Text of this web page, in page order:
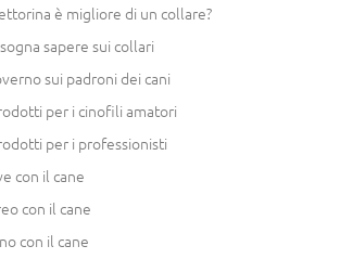
è migliore di un collare?
sapere sui collari
sui padroni dei cani
per i cinofili amatori
per i professionisti
con il cane
con il cane
con il cane